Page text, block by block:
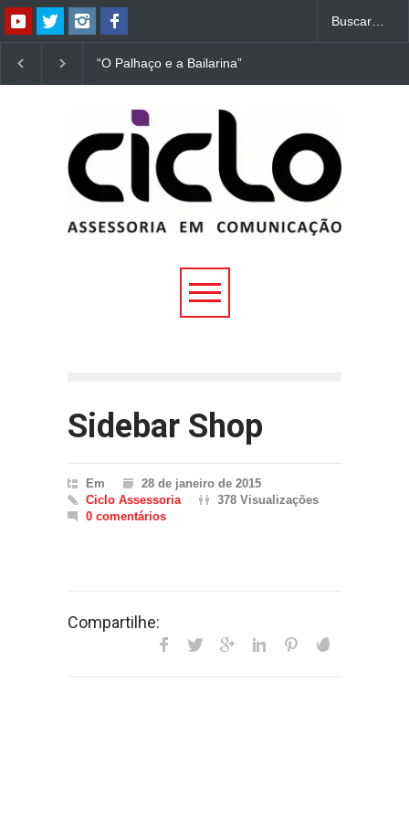
“O Palhaço e a Bailarina”
estreia hoje (1º) em
Uberlândia
Uberlândia
Sidebar Shop
Em
28 de janeiro de 2015
Ciclo Assessoria
378 Visualizações
0 comentários
Compartilhe: